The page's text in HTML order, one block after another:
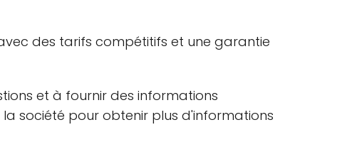
des tarifs compétitifs et une garantie
et à fournir des informations
société pour obtenir plus d'informations